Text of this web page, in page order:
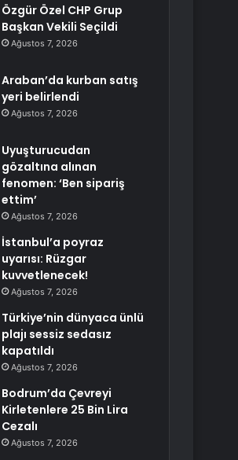
Özgür Özel CHP Grup
Başkan Vekili Seçildi
Ağustos 7, 2026
Araban’da kurban satış
yeri belirlendi
Ağustos 7, 2026
Uyuşturucudan
gözaltına alınan
fenomen: ‘Ben sipariş
ettim’
Ağustos 7, 2026
İstanbul’a poyraz
uyarısı: Rüzgar
kuvvetlenecek!
Ağustos 7, 2026
Türkiye’nin dünyaca ünlü
plajı sessiz sedasız
kapatıldı
Ağustos 7, 2026
Bodrum’da Çevreyi
Kirletenlere 25 Bin Lira
Cezalı
Ağustos 7, 2026